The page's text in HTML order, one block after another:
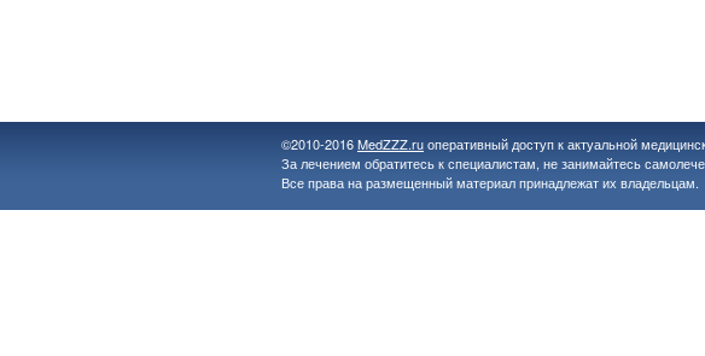
©2010-2016MedZZZ.ruоперативный доступ к актуальной
За лечением обратитесь к специалистам, не занимайтесь
Все права на размещенный материал принадлежат их владельцам.